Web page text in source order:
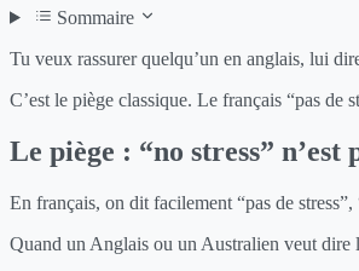
Sommaire
Tu veux rassurer quelqu’un en anglais, lui
C’est le piège classique. Le français “pas de
Le piège : “no stress”
En français, on dit facilement “pas de
Quand un Anglais ou un Australien veut dire